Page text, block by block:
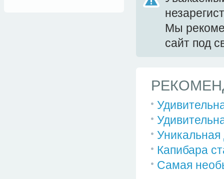
Мы
сайт под
Капибара
Самая